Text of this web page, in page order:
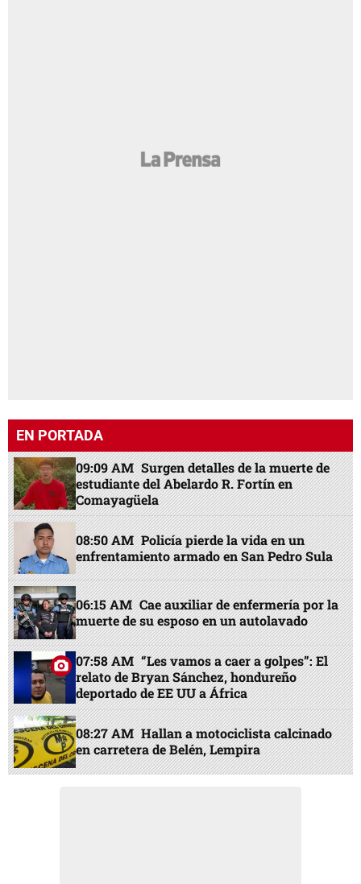
EN PORTADA
09:09 AM Surgen detalles de la muerte de
estudiante del Abelardo R. Fortín en
Comayagüela
08:50 AM Policía pierde la vida en un
enfrentamiento armado en San Pedro Sula
06:15 AM Cae auxiliar de enfermería por la
muerte de su esposo en un autolavado
07:58 AM “Les vamos a caer a golpes”: El
relato de Bryan Sánchez, hondureño
deportado de EE UU a África
08:27 AM Hallan a motociclista calcinado
en carretera de Belén, Lempira